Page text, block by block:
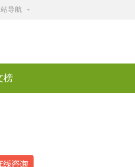
站导航
榜